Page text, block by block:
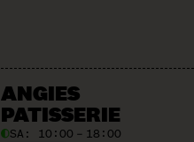
ANGIES
PATISSERIE
SA: 10:00 – 18:00